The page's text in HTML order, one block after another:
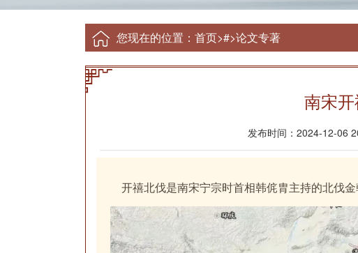
您现在的位置： 首页>#>论文专著
南宋
发布时间：2024-12-06
开禧北伐是南宋宁宗时首相韩侂胄主持的北伐金